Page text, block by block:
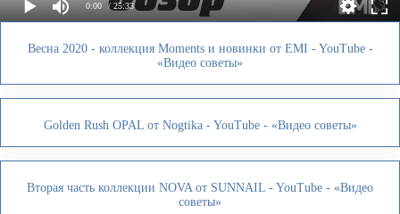
0:00 / 25:33
Весна 2020 - коллекция Moments и новинки от EMI - YouTube -
«Видео советы»
Golden Rush OPAL от Nogtika - YouTube - «Видео советы»
Вторая часть коллекции NOVA от SUNNAIL - YouTube - «Видео
советы»